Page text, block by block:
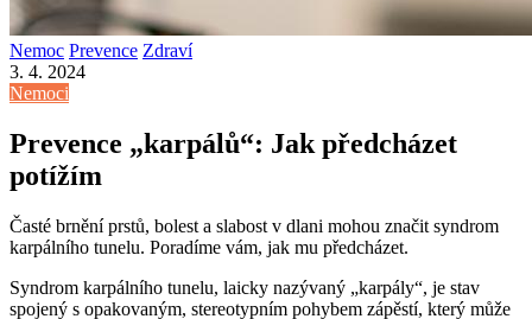
Nemoc Prevence Zdraví
3. 4. 2024
Nemoci
Prevence „karpálů“: Jak předcházet
potížím
Časté brnění prstů, bolest a slabost v dlani mohou značit syndrom
karpálního tunelu. Poradíme vám, jak mu předcházet.
Syndrom karpálního tunelu, laicky nazývaný „karpály“, je stav
spojený s opakovaným, stereotypním pohybem zápěstí, který může